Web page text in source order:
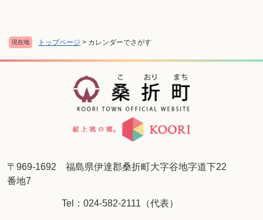
現在地 トップページ > カレンダーでさがす
〒969-1692 福島県伊達郡桑折町大字谷地字道下22
番地7
Tel：024-582-2111（代表）